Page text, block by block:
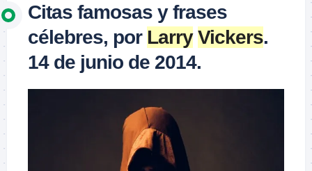
Citas famosas y frases
célebres, por Larry Vickers.
14 de junio de 2014.